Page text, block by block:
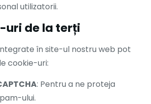
utilizatorii.
uri de la terți
în site-ul nostru web pot
cookie-uri:
: Pentru a ne proteja
ului.